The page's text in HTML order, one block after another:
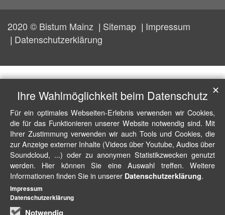
2020 © Bistum Mainz Sitemap
Impressum
Datenschutzerklärung
Ihre Wahlmöglichkeit beim Datenschutz
Für ein optimales Webseiten-Erlebnis verwenden wir Cookies,
die für das Funktionieren unserer Website notwendig sind. Mit
Ihrer Zustimmung verwenden wir auch Tools und Cookies, die
zur Anzeige externer Inhalte (Videos über Youtube, Audios über
Soundcloud, ...) oder zu anonymen Statistikzwecken genutzt
werden. Hier können Sie eine Auswahl treffen. Weitere
Informationen finden Sie in unserer Datenschutzerklärung.
Notwendig
✕
Impressum
Datenschutzerklärung